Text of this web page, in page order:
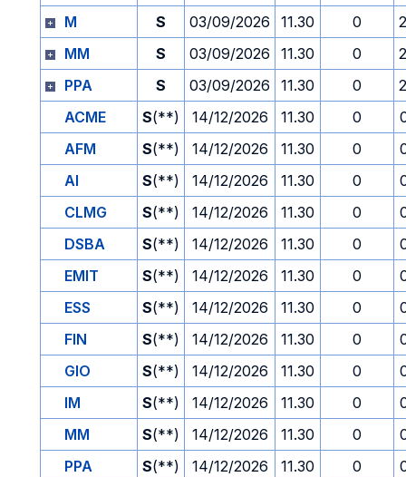
M
S 03/09/2026 11.30 0
MM
S 03/09/2026 11.30 0
PPA
S 03/09/2026 11.30 0
ACME
S(**) 14/12/2026 11.30 0
AFM
S(**) 14/12/2026 11.30 0
AI
S(**) 14/12/2026 11.30 0
CLMG
S(**) 14/12/2026 11.30 0
DSBA
S(**) 14/12/2026 11.30 0
EMIT
S(**) 14/12/2026 11.30 0
ESS
S(**) 14/12/2026 11.30 0
FIN
S(**) 14/12/2026 11.30 0
GIO
S(**) 14/12/2026 11.30 0
IM
S(**) 14/12/2026 11.30 0
MM
S(**) 14/12/2026 11.30 0
PPA
S(**) 14/12/2026 11.30 0